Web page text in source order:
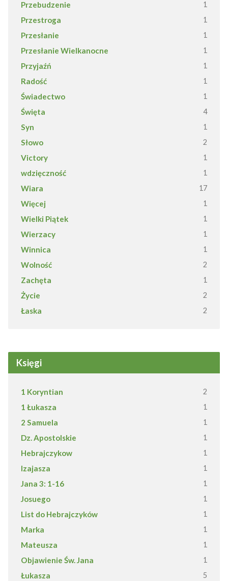
Przebudzenie 1
Przestroga 1
Przesłanie 1
Przesłanie Wielkanocne 1
Przyjaźń 1
Radość 1
Świadectwo 1
Święta 4
Syn 1
Słowo 2
Victory 1
wdzięczność 1
Wiara 17
Więcej 1
Wielki Piątek 1
Wierzacy 1
Winnica 1
Wolność 2
Zachęta 1
Życie 2
Łaska 2
Księgi
1 Koryntian 2
1 Łukasza 1
2 Samuela 1
Dz. Apostolskie 1
Hebrajczykow 1
Izajasza 1
Jana 3: 1-16 1
Josuego 1
List do Hebrajczyków 1
Marka 1
Mateusza 1
Objawienie Św. Jana 1
Łukasza 5